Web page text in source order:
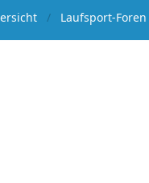
Laufsport-Foren